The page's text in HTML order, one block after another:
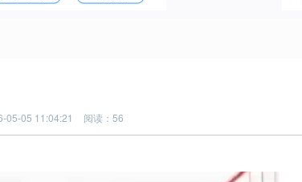
05-05 11:04:21 阅读：56